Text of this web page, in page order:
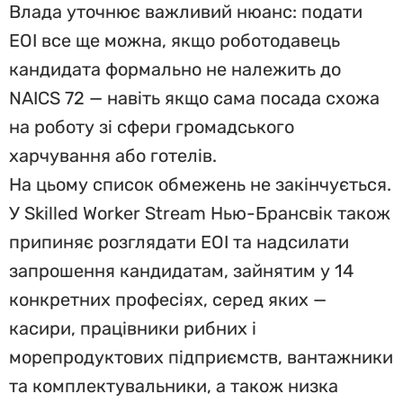
Влада уточнює важливий нюанс: подати
EOI все ще можна, якщо роботодавець
кандидата формально не належить до
NAICS 72 — навіть якщо сама посада схожа
на роботу зі сфери громадського
харчування або готелів.
На цьому список обмежень не закінчується.
У Skilled Worker Stream Нью-Брансвік також
припиняє розглядати EOI та надсилати
запрошення кандидатам, зайнятим у 14
конкретних професіях, серед яких —
касири, працівники рибних і
морепродуктових підприємств, вантажники
та комплектувальники, а також низка